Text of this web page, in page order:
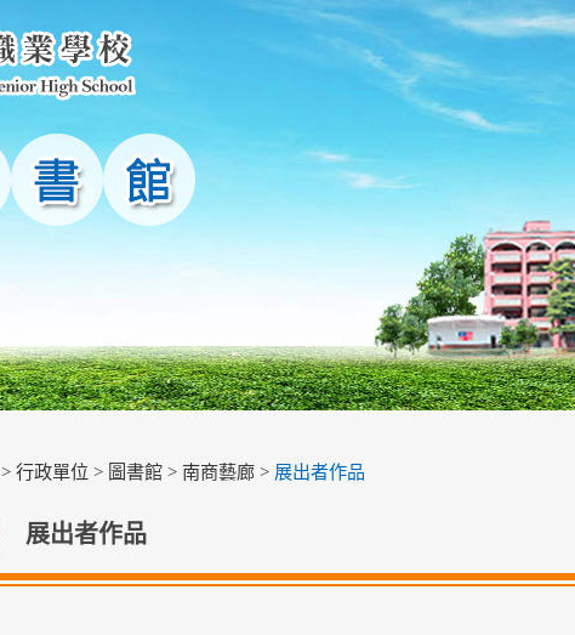
> 行政單位 > 圖書館 > 南商藝廊 > 展出者作品
展出者作品